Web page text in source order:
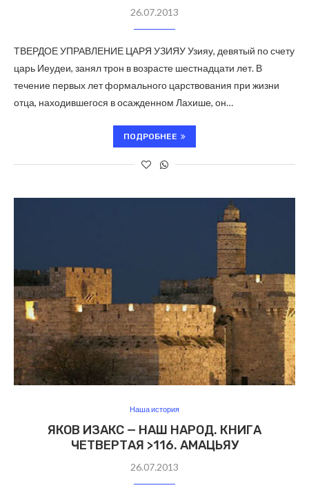
26.07.2013
ТВЕРДОЕ УПРАВЛЕНИЕ ЦАРЯ УЗИЯУ Узияу, девятый по счету
царь Иеудеи, занял трон в возрасте шестнадцати лет. В
течение первых лет формального царствования при жизни
отца, находившегося в осажденном Лахише, он…
ПОДРОБНЕЕ
Наша история
ЯКОВ ИЗАКС — НАШ НАРОД. КНИГА
ЧЕТВЕРТАЯ >116. АМАЦЬЯУ
26.07.2013